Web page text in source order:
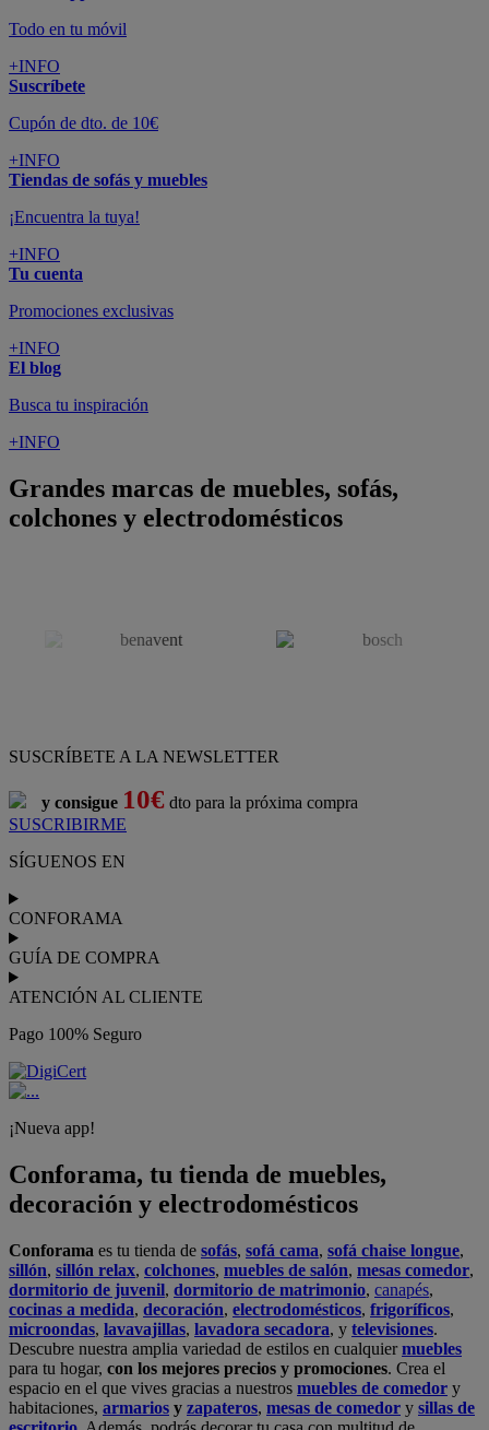
Todo en tu móvil
+INFO
Suscríbete
Cupón de dto. de 10€
+INFO
Tiendas de sofás y muebles
¡Encuentra la tuya!
+INFO
Tu cuenta
Promociones exclusivas
+INFO
El blog
Busca tu inspiración
+INFO
Grandes marcas de muebles, sofás,
colchones y electrodomésticos
SUSCRÍBETE A LA NEWSLETTER
y consigue 10€ dto para la próxima compra
SUSCRIBIRME
SÍGUENOS EN
CONFORAMA
GUÍA DE COMPRA
ATENCIÓN AL CLIENTE
Pago 100% Seguro
¡Nueva app!
Conforama, tu tienda de muebles,
decoración y electrodomésticos
Conforama es tu tienda de sofás, sofá cama, sofá chaise longue,
sillón, sillón relax, colchones, muebles de salón, mesas comedor,
dormitorio de juvenil, dormitorio de matrimonio, canapés,
cocinas a medida, decoración, electrodomésticos, frigoríficos,
microondas, lavavajillas, lavadora secadora, y televisiones.
Descubre nuestra amplia variedad de estilos en cualquiermuebles
para tu hogar, con los mejores precios y promociones. Crea el
espacio en el que vives gracias a nuestros muebles de comedor y
habitaciones, armarios y zapateros, mesas de comedor y sillas de